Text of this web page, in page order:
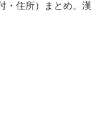
・住所）まとめ。漢